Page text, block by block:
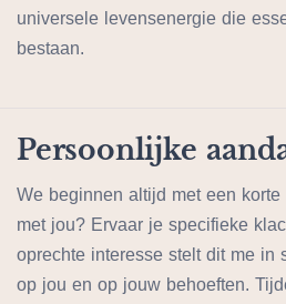
universele levensenergie die
bestaan.
Persoonlijke
We beginnen altijd met een
met jou? Ervaar je specifieke
oprechte interesse stelt dit me in
op jou en op jouw behoeften.